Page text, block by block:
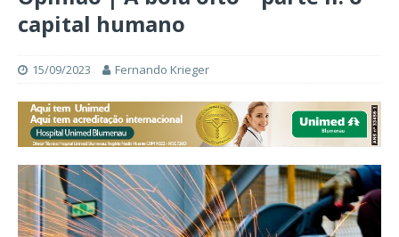
capital humano
15/09/2023 Fernando Krieger